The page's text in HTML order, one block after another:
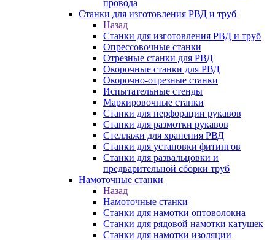
провода
Станки для изготовления РВД и труб
Назад
Станки для изготовления РВД и труб
Опрессовочные станки
Отрезные станки для РВД
Окорочные станки для РВД
Окорочно-отрезные станки
Испытательные стенды
Маркировочные станки
Станки для перфорации рукавов
Станки для размотки рукавов
Стеллажи для хранения РВД
Станки для установки фитингов
Станки для развальцовки и
предварительной сборки труб
Намоточные станки
Назад
Намоточные станки
Станки для намотки оптоволокна
Станки для рядовой намотки катушек
Станки для намотки изоляции